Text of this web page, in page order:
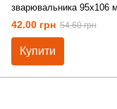
зварювальника 95х106
полікарбонат
42.00 грн 54.60 грн
Купити